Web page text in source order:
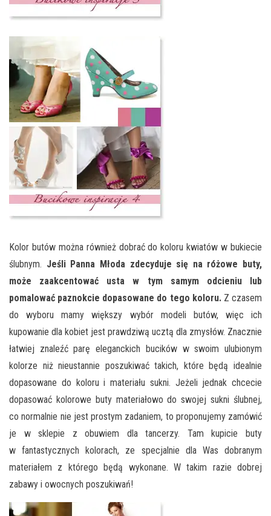
Kolor butów można również dobrać do koloru kwiatów w bukiecie
ślubnym. Jeśli Panna Młoda zdecyduje się na różowe buty,
może zaakcentować usta w tym samym odcieniu lub
pomalować paznokcie dopasowane do tego koloru.Z czasem
do wyboru mamy większy wybór modeli butów, więc ich
kupowanie dla kobiet jest prawdziwą ucztą dla zmysłów. Znacznie
łatwiej znaleźć parę eleganckich bucików w swoim ulubionym
kolorze niż nieustannie poszukiwać takich, które będą idealnie
dopasowane do koloru i materiału sukni. Jeżeli jednak chcecie
dopasować kolorowe buty materiałowo do swojej sukni ślubnej,
co normalnie nie jest prostym zadaniem, to proponujemy zamówić
je w sklepie z obuwiem dla tancerzy. Tam kupicie buty
w fantastycznych kolorach, ze specjalnie dla Was dobranym
materiałem z którego będą wykonane. W takim razie dobrej
zabawy i owocnych poszukiwań!